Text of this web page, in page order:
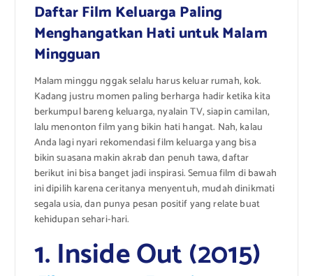
Daftar Film Keluarga Paling
Menghangatkan Hati untuk Malam
Mingguan
Malam minggu nggak selalu harus keluar rumah, kok.
Kadang justru momen paling berharga hadir ketika kita
berkumpul bareng keluarga, nyalain TV, siapin camilan,
lalu menonton film yang bikin hati hangat. Nah, kalau
Anda lagi nyari rekomendasi film keluarga yang bisa
bikin suasana makin akrab dan penuh tawa, daftar
berikut ini bisa banget jadi inspirasi. Semua film di bawah
ini dipilih karena ceritanya menyentuh, mudah dinikmati
segala usia, dan punya pesan positif yang relate buat
kehidupan sehari-hari.
1. Inside Out (2015)